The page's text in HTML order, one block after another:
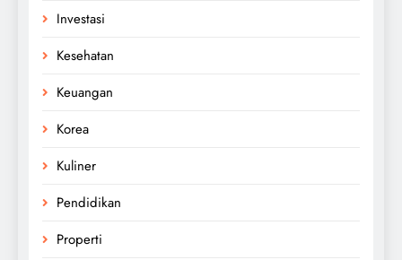
Investasi
Kesehatan
Keuangan
Korea
Kuliner
Pendidikan
Properti